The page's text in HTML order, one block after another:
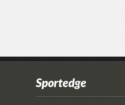
Sportedge